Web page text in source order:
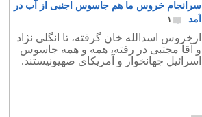
سرانجام خروس ما هم جاسوس اجنبی از آب در
آمد
۱
ازخروس اسدالله خان گرفته، تا انگلی نژاد
و آقا مجتبی در رفته، همه و همه جاسوس
اسرائیل جهانخوار و آمریکای صهیونیستند.